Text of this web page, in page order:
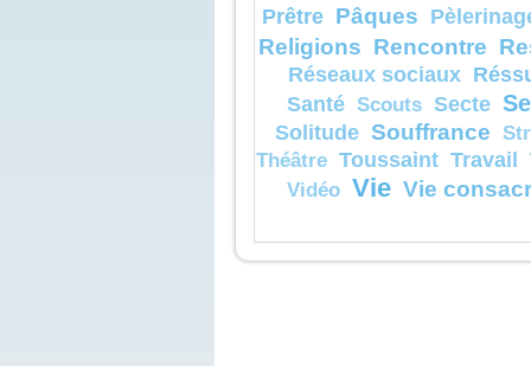
Prêtre Pâques
Religions Rencontre
Réseaux sociaux
Santé Scouts Secte
Solitude Souffrance
Théâtre Toussaint Travail
Vidéo Vie Vie